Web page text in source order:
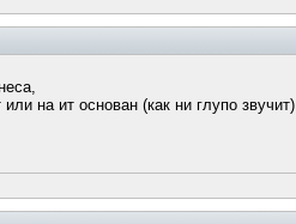
на ит основан (как ни глупо звучит)